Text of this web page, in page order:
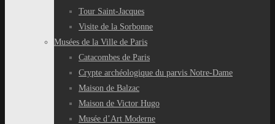
Tour Saint-Jacques
Visite de la Sorbonne
Musées de la Ville de Paris
Catacombes de Paris
Crypte archéologique du parvis Notre-Dame
Maison de Balzac
Maison de Victor Hugo
Musée d’Art Moderne